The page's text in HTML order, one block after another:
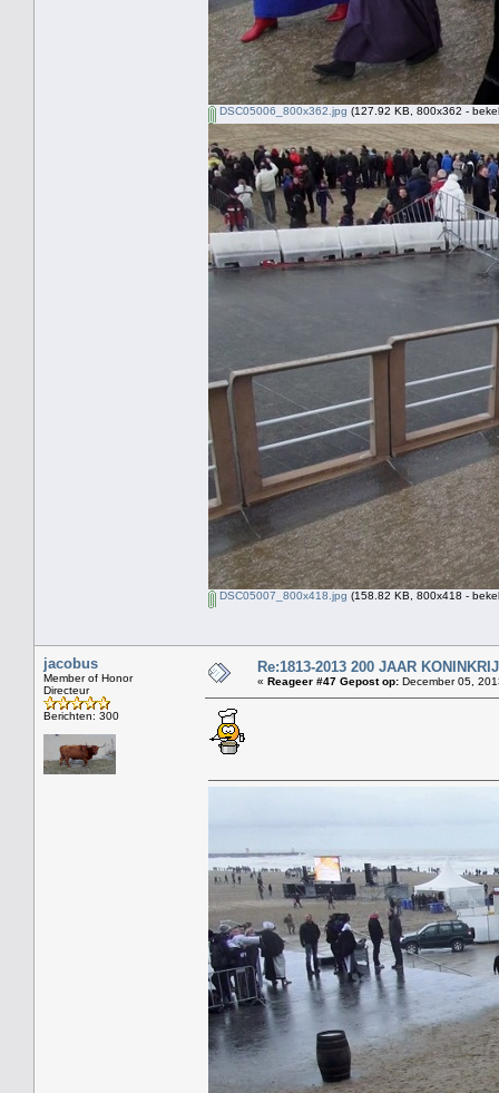
DSC05006_800x362.jpg (127.92 KB, 800x362 -
DSC05007_800x418.jpg (158.82 KB, 800x418 -
jacobus
Member of Honor
Directeur
Berichten: 300
Re:1813-2013 200 JAAR
« Reageer #47 Gepost op: December 05,